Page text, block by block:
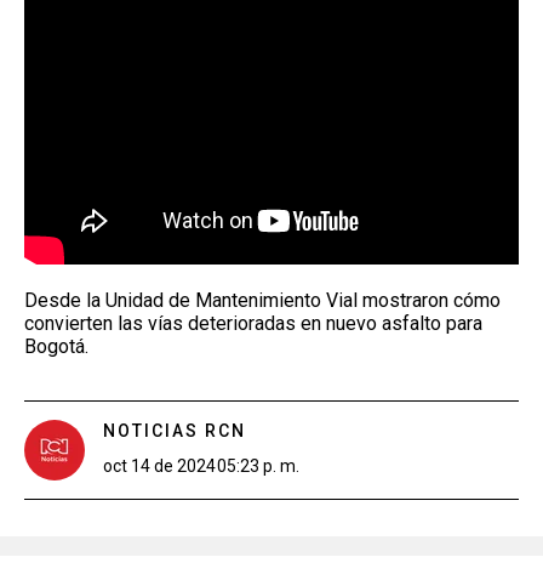
Desde la Unidad de Mantenimiento Vial mostraron cómo
convierten las vías deterioradas en nuevo asfalto para
Bogotá.
NOTICIAS RCN
oct 14 de 202405:23 p. m.